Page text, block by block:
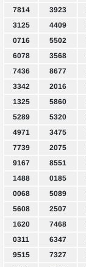
7814
3923
3125
4409
0716
5502
6078
3568
7436
8677
3342
2016
1325
5860
5289
5320
4971
3475
7739
2075
9167
8551
1488
0185
0068
5089
5608
2507
1620
7468
0311
6347
9515
7327